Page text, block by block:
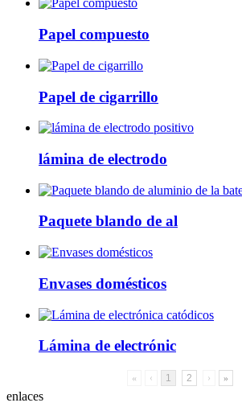
Papel compuesto
Papel de cigarrillo
lámina de electrodo
Paquete blando de al
Envases domésticos
Lámina de electrónic
« ‹ 1 2 › »
enlaces